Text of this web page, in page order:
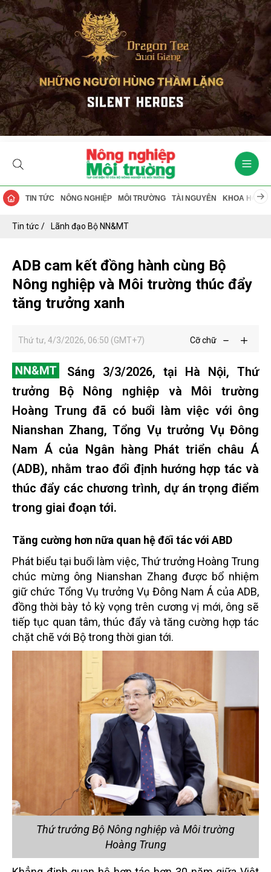
TIN TỨC NÔNG NGHIỆP MÔI TRƯỜNG TÀI NGUYÊN KHOA HỌC
Tin tức Lãnh đạo Bộ NN&MT
ADB cam kết đồng hành cùng Bộ
Nông nghiệp và Môi trường thúc đẩy
tăng trưởng xanh
Thứ tư, 4/3/2026, 06:50 (GMT+7) Cỡ chữ
Sáng 3/3/2026, tại Hà Nội, Thứ
trưởng Bộ Nông nghiệp và Môi trường
Hoàng Trung đã có buổi làm việc với ông
Nianshan Zhang, Tổng Vụ trưởng Vụ Đông
Nam Á của Ngân hàng Phát triển châu Á
(ADB), nhằm trao đổi định hướng hợp tác và
thúc đẩy các chương trình, dự án trọng điểm
trong giai đoạn tới.
Tăng cường hơn nữa quan hệ đối tác với ABD
Phát biểu tại buổi làm việc, Thứ trưởng Hoàng Trung
chúc mừng ông Nianshan Zhang được bổ nhiệm
giữ chức Tổng Vụ trưởng Vụ Đông Nam Á của ADB,
đồng thời bày tỏ kỳ vọng trên cương vị mới, ông sẽ
tiếp tục quan tâm, thúc đẩy và tăng cường hợp tác
chặt chẽ với Bộ trong thời gian tới.
Thứ trưởng Bộ Nông nghiệp và Môi trường
Hoàng Trung